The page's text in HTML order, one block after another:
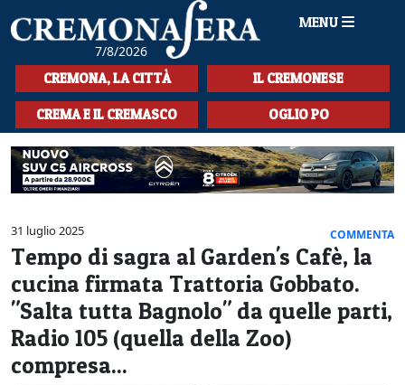
7/8/2026
MENU
HOME
CRONACA
SPORT
LA MUSICA
CULTURA
LA STORIA
SPETTACOLI
L'EDITORIALE
SEZIONI
CREMONA, LA CITTÀ IL CREMONESE
CREMA E IL CREMASCO OGLIO PO
31 luglio 2025 COMMENTA
Tempo di sagra al Garden's Cafè, la
cucina firmata Trattoria Gobbato.
"Salta tutta Bagnolo" da quelle parti,
Radio 105 (quella della Zoo)
compresa...